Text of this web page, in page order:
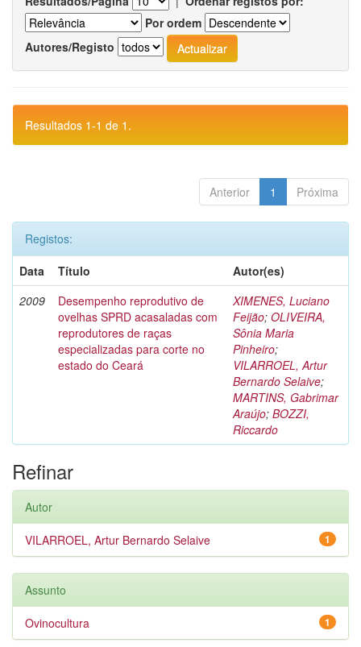
Por ordem
Autores/Registo
Resultados 1-1 de 1.
Anterior 1 Próxima
Registos:
Data
Título
Autor(es)
2009
Desempenho reprodutivo de
ovelhas SPRD acasaladas com
reprodutores de raças
especializadas para corte no
estado do Ceará
XIMENES, Luciano
Feijão; OLIVEIRA,
Sônia Maria
Pinheiro;
VILARROEL, Artur
Bernardo Selaive;
MARTINS, Gabrimar
Araújo; BOZZI,
Riccardo
Refinar
Autor
1
VILARROEL, Artur Bernardo Selaive
Assunto
1
Ovinocultura